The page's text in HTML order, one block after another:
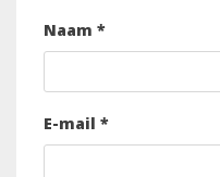
Naam *
E-mail *